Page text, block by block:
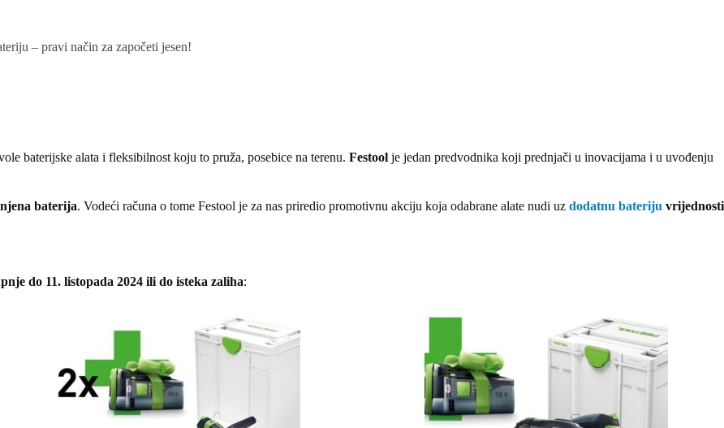
– pravi način za započeti jesen!
baterijske alata i fleksibilnost koju to pruža, posebice na terenu. Festool je jedan predvodnika koji prednjači u inovacijama i u uvođenju
baterija. Vodeći računa o tome Festool je za nas priredio promotivnu akciju koja odabrane alate nudi uz dodatnu bateriju vrijednosti
do 11. listopada 2024 ili do isteka zaliha: